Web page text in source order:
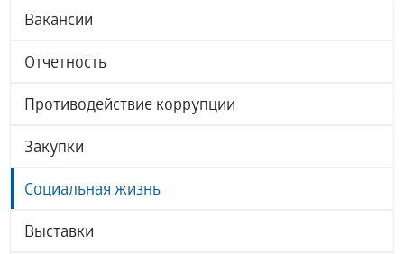
Вакансии
Отчетность
Противодействие коррупции
Закупки
Социальная жизнь
Выставки